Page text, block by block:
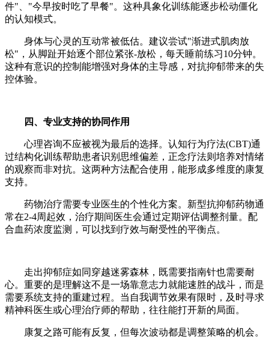
件"、"今早按时吃了早餐"。这种具象化训练能逐步松动僵化
的认知模式。
身体与心灵的互动常被低估。建议尝试"渐进式肌肉放
松"，从脚趾开始逐个部位紧张-放松，每天睡前练习10分钟。
这种有意识的控制能增强对身体的主导感，对抗抑郁带来的失
控体验。
四、专业支持的协同作用
心理咨询不应被视为最后的选择。认知行为疗法(CBT)通
过结构化训练帮助患者识别思维偏差，正念疗法则培养对情绪
的观察而非对抗。这两种方法配合使用，能形成多维度的康复
支持。
药物治疗需要专业医生的个性化方案。新型抗抑郁药物通
常在2-4周起效，治疗期间医生会通过定期评估调整剂量。配
合血药浓度监测，可以找到疗效与耐受性的平衡点。
走出抑郁症如同穿越迷雾森林，既需要指南针也需要耐
心。重要的是理解这不是一场靠意志力就能速胜的战斗，而是
需要系统支持的重建过程。当自我调节效果有限时，及时寻求
精神科医生或心理治疗师的帮助，往往能打开新的局面。
康复之路可能有反复，但每次波动都是调整策略的机会。